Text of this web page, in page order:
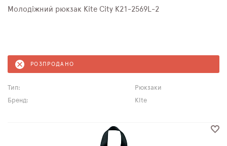
Молодіжний рюкзак Kite City K21-2569L-2
РОЗПРОДАНО
Тип:
Рюкзаки
Бренд:
Kite